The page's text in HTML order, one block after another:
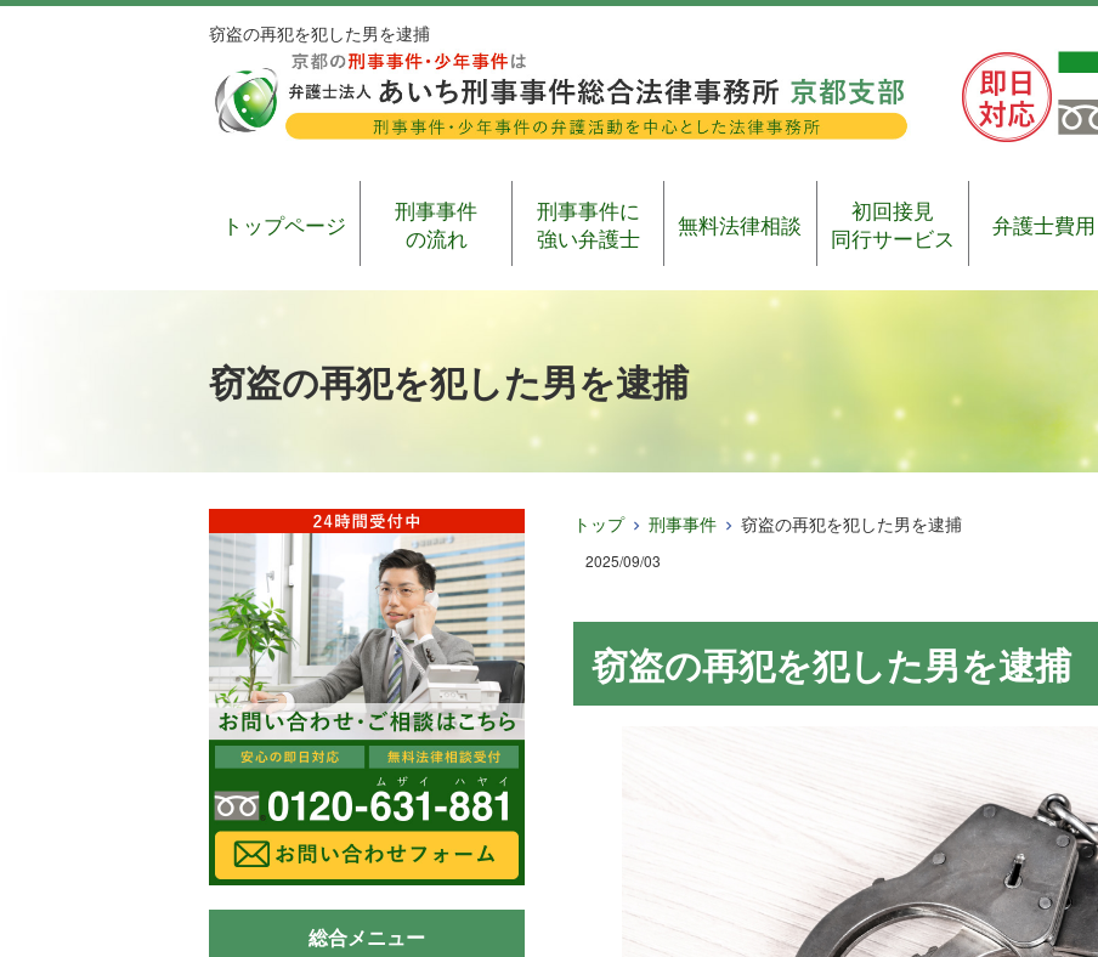
窃盗の再犯を犯した男を逮捕
トップページ
刑事事件
の流れ
刑事事件に
強い弁護士
無料法律相談
初回接見
同行サービス
弁護士費用
窃盗の再犯を犯した男を逮捕
トップ 刑事事件 窃盗の再犯を犯した男を逮捕
2025/09/03
窃盗の再犯を犯した男を逮捕
総合メニュー